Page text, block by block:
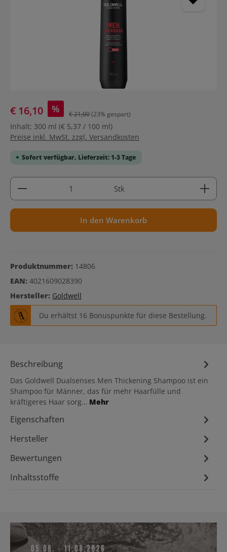
€ 16,10 % € 21,00(23% gespart)
Inhalt: 300 ml (€ 5,37 / 100 ml)
Preise inkl. MwSt. zzgl. Versandkosten
Sofort verfügbar, Lieferzeit: 1-3 Tage
Produkt Anzahl: Gib den gewünschten Wert ein
Stk
In den Warenkorb
Produktnummer: 14806
EAN: 4021609028390
Hersteller: Goldwell
Du erhältst 16 Bonuspunkte für diese Bestellung.
Beschreibung
Das Goldwell Dualsenses Men Thickening Shampoo ist ein
Shampoo für Männer, das für mehr Haarfülle und
kräftigeres Haar sorg… Mehr
Eigenschaften
Hersteller
Bewertungen
Inhaltsstoffe